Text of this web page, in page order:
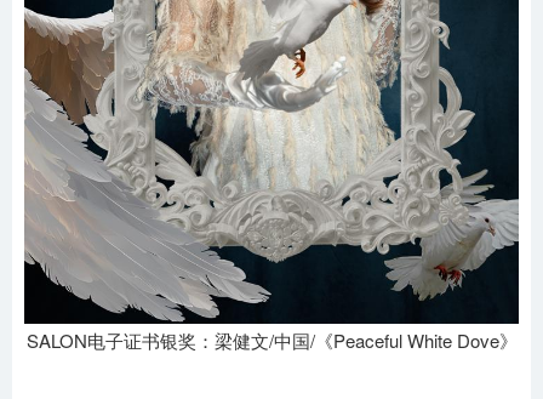
SALON电子证书银奖：梁健文/中国/《Peaceful White Dove》